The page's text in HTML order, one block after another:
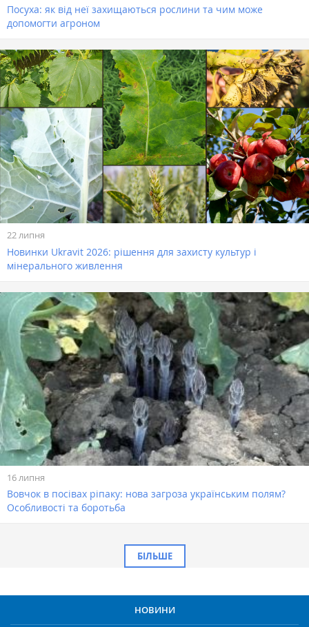
Посуха: як від неї захищаються рослини та чим може
допомогти агроном
22 липня
Новинки Ukravit 2026: рішення для захисту культур і
мінерального живлення
16 липня
Вовчок в посівах ріпаку: нова загроза українським полям?
Особливості та боротьба
БІЛЬШЕ
НОВИНИ